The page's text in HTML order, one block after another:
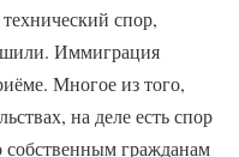
спор,
Иммиграция
Многое из того,
на деле есть спор
собственным гражданам